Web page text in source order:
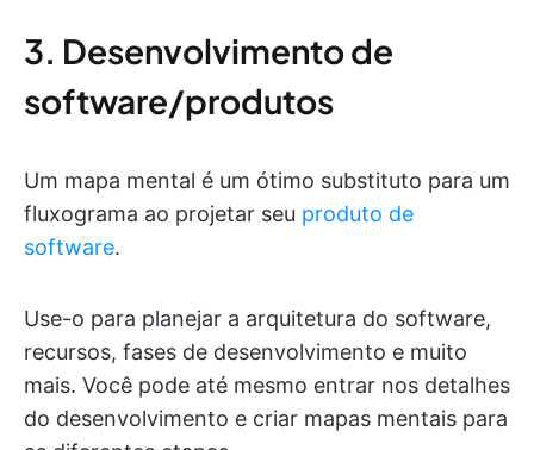
3. Desenvolvimento de
software/produtos
Um mapa mental é um ótimo substituto para um
fluxograma ao projetar seu produto de
software.
Use-o para planejar a arquitetura do software,
recursos, fases de desenvolvimento e muito
mais. Você pode até mesmo entrar nos detalhes
do desenvolvimento e criar mapas mentais para